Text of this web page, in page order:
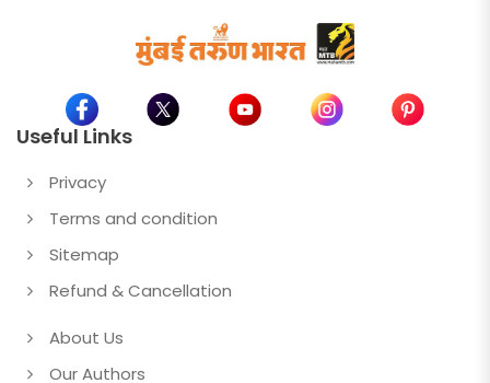
Useful Links
Privacy
Terms and condition
Sitemap
Refund & Cancellation
About Us
Our Authors